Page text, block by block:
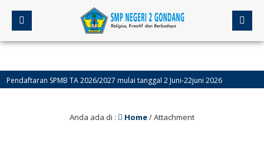
SPMB TA 2026/2027 mulai tanggal 2 Juni-22juni 2026
Anda ada di : Home/ Attachment